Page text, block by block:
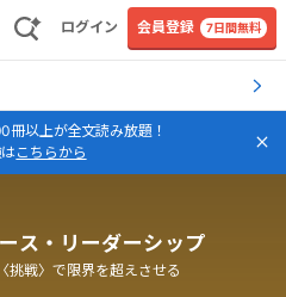
ログイン 会員登録 7日間無料
以上が全文読み放題！
こちらから
ス・リーダーシップ
挑戦〉で限界を超えさせる